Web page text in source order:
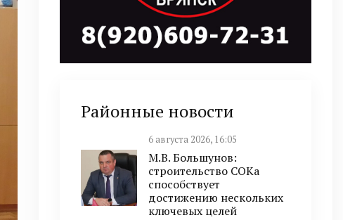
Районные новости
6 августа 2026, 16:05
М.В. Большунов:
строительство СОКа
способствует
достижению нескольких
ключевых целей